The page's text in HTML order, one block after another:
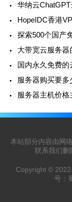
华纳云
HopeIDC香港
探索500个国产
大带宽云服务器
国内永久免费
服务器购买要
服务器主机价
本站部分内容由网
联系我们删
Copyright ©
号：